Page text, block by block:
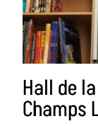
Hall de
Champs